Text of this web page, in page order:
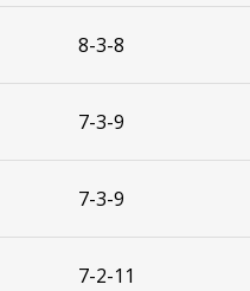
8-3-8
7-3-9
7-3-9
7-2-11